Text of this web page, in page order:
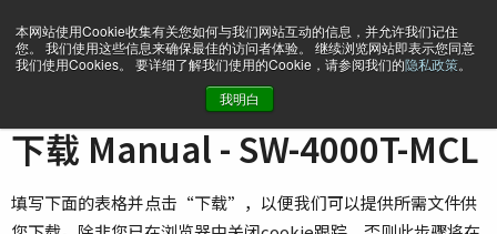
本网站使用Cookie收集有关您如何与我们网站互动的信息，并允许我们记住
您。 我们使用这些信息来确保最佳的访问者体验。 继续浏览网站即表示您同意
我们使用Cookies。 要详细了解我们使用的Cookie，请参阅我们的隐私政策。
我明白
下载 Manual - SW-4000T-MCL
填写下面的表格并点击“下载”，以便我们可以提供所需文件供